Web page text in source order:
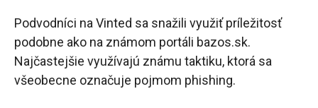
Podvodníci na Vinted sa snažili využiť príležitosť
podobne ako na známom portáli bazos.sk.
Najčastejšie využívajú známu taktiku, ktorá sa
všeobecne označuje pojmom phishing.